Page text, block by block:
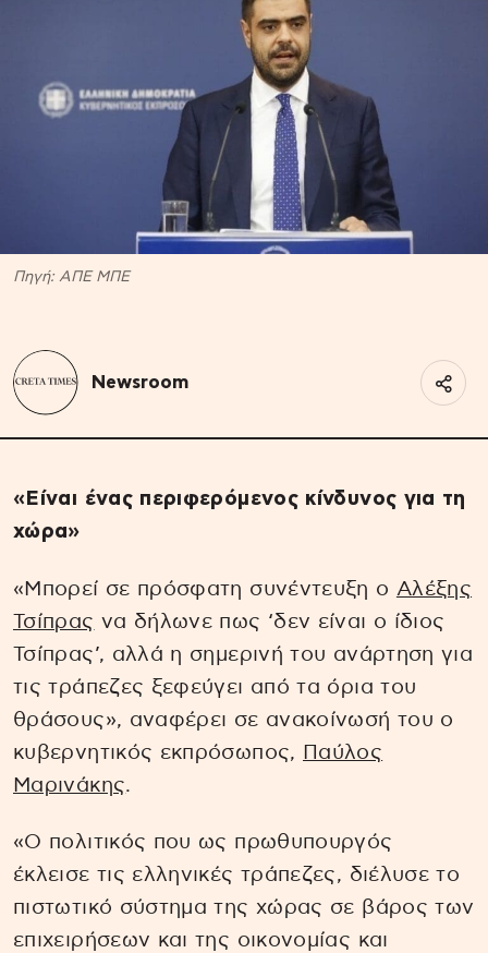
Πηγή: ΑΠΕ ΜΠΕ
Newsroom
«Είναι ένας περιφερόμενος κίνδυνος για τη
χώρα»
«Μπορεί σε πρόσφατη συνέντευξη ο Αλέξης
Τσίπρας να δήλωνε πως ‘δεν είναι ο ίδιος
Τσίπρας’, αλλά η σημερινή του ανάρτηση για
τις τράπεζες ξεφεύγει από τα όρια του
θράσους», αναφέρει σε ανακοίνωσή του ο
κυβερνητικός εκπρόσωπος, Παύλος
Μαρινάκης.
«Ο πολιτικός που ως πρωθυπουργός
έκλεισε τις ελληνικές τράπεζες, διέλυσε το
πιστωτικό σύστημα της χώρας σε βάρος των
επιχειρήσεων και της οικονομίας και